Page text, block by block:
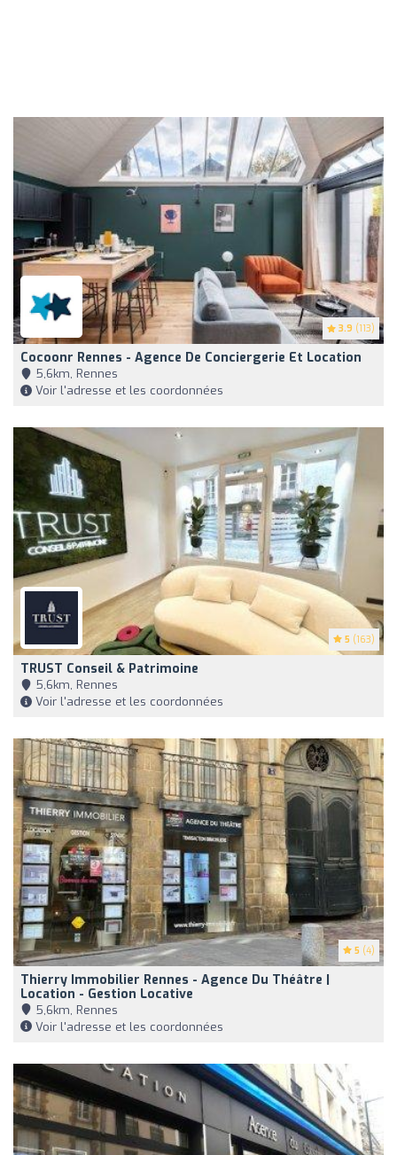
3.9 (113)
Cocoonr Rennes - Agence De Conciergerie Et Location
5,6km, Rennes
Voir l'adresse et les coordonnées
5 (163)
TRUST Conseil & Patrimoine
5,6km, Rennes
Voir l'adresse et les coordonnées
5 (4)
Thierry Immobilier Rennes - Agence Du Théâtre |
Location - Gestion Locative
5,6km, Rennes
Voir l'adresse et les coordonnées